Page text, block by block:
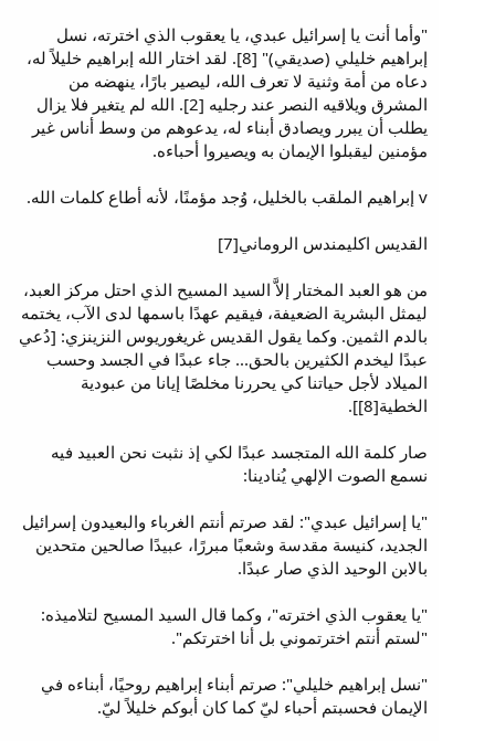
"وأما أنت يا إسرائيل عبدي، يا يعقوب الذي اخترته، نسل
إبراهيم خليلي (صديقي)" [8]. لقد اختار الله إبراهيم خليلاً له،
دعاه من أمة وثنية لا تعرف الله، ليصير بارًا، ينهضه من
المشرق ويلاقيه النصر عند رجليه [2]. الله لم يتغير فلا يزال
يطلب أن يبرر ويصادق أبناء له، يدعوهم من وسط أناس غير
مؤمنين ليقبلوا الإيمان به ويصيروا أحباءه.
v إبراهيم الملقب بالخليل، وُجد مؤمنًا، لأنه أطاع كلمات الله.
القديس اكليمندس الروماني[7]
من هو العبد المختار إلاَّ السيد المسيح الذي احتل مركز العبد،
ليمثل البشرية الضعيفة، فيقيم عهدًا باسمها لدى الآب، يختمه
بالدم الثمين. وكما يقول القديس غريغوريوس النزينزي: [دُعي
عبدًا ليخدم الكثيرين بالحق... جاء عبدًا في الجسد وحسب
الميلاد لأجل حياتنا كي يحررنا مخلصًا إيانا من عبودية
الخطية[8]].
صار كلمة الله المتجسد عبدًا لكي إذ نثبت نحن العبيد فيه
نسمع الصوت الإلهي يُنادينا:
"يا إسرائيل عبدي": لقد صرتم أنتم الغرباء والبعيدون إسرائيل
الجديد، كنيسة مقدسة وشعبًا مبررًا، عبيدًا صالحين متحدين
بالابن الوحيد الذي صار عبدًا.
"يا يعقوب الذي اخترته"، وكما قال السيد المسيح لتلاميذه:
"لستم أنتم اخترتموني بل أنا اخترتكم".
"نسل إبراهيم خليلي": صرتم أبناء إبراهيم روحيًا، أبناءه في
الإيمان فحسبتم أحباء ليّ كما كان أبوكم خليلاً ليّ.